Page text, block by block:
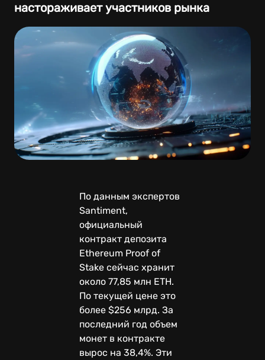
настораживает участников рынка
По данным экспертов
Santiment,
официальный
контракт депозита
Ethereum Proof of
Stake сейчас хранит
около 77,85 млн ETH.
По текущей цене это
более $256 млрд. За
последний год объем
монет в контракте
вырос на 38,4%. Эти